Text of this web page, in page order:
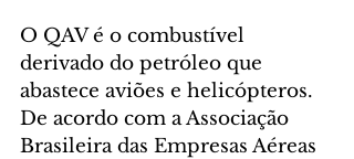
O QAV é o combustível
derivado do petróleo que
abastece aviões e helicópteros.
De acordo com a Associação
Brasileira das Empresas Aéreas